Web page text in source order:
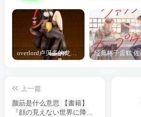
overlord卢贝多的龙王谁厉害 「Overlord」露普斯蕾琪娜·贝塔手办开订
上一篇
颜筯是什么意思 【書籍】
『顔の見えない世界に降り